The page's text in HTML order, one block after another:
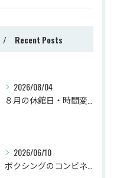
Recent Posts
2026/08/04
2026/06/10